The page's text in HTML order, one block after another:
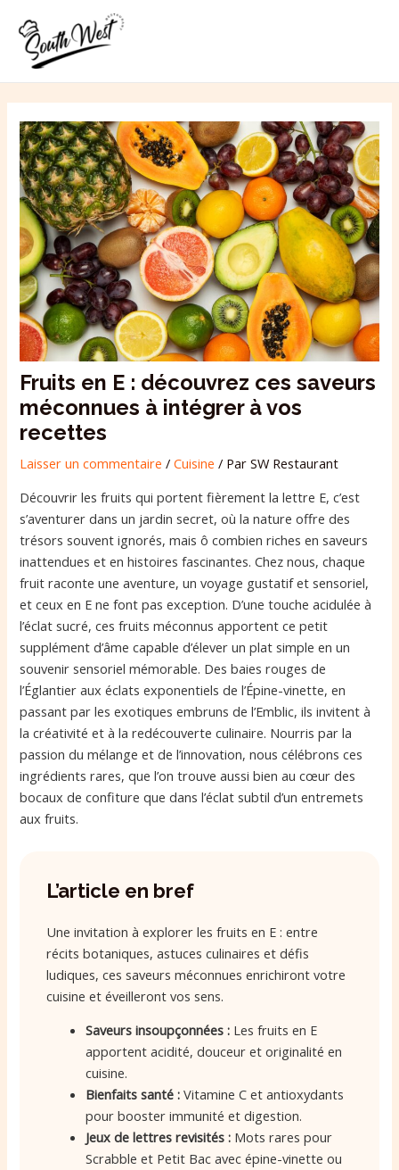
contenu
Fruits en E : découvrez ces saveurs
méconnues à intégrer à vos
recettes
Laisser un commentaire /Cuisine / ParSW Restaurant
Découvrir les fruits qui portent fièrement la lettre E, c’est
s’aventurer dans un jardin secret, où la nature offre des
trésors souvent ignorés, mais ô combien riches en saveurs
inattendues et en histoires fascinantes. Chez nous, chaque
fruit raconte une aventure, un voyage gustatif et sensoriel,
et ceux en E ne font pas exception. D’une touche acidulée à
l’éclat sucré, ces fruits méconnus apportent ce petit
supplément d’âme capable d’élever un plat simple en un
souvenir sensoriel mémorable. Des baies rouges de
l’Églantier aux éclats exponentiels de l’Épine-vinette, en
passant par les exotiques embruns de l’Emblic, ils invitent à
la créativité et à la redécouverte culinaire. Nourris par la
passion du mélange et de l’innovation, nous célébrons ces
ingrédients rares, que l’on trouve aussi bien au cœur des
bocaux de confiture que dans l’éclat subtil d’un entremets
aux fruits.
L’article en bref
Une invitation à explorer les fruits en E : entre
récits botaniques, astuces culinaires et défis
ludiques, ces saveurs méconnues enrichiront votre
cuisine et éveilleront vos sens.
Saveurs insoupçonnées : Les fruits en E
apportent acidité, douceur et originalité en
cuisine.
Bienfaits santé : Vitamine C et antioxydants
pour booster immunité et digestion.
Jeux de lettres revisités : Mots rares pour
Scrabble et Petit Bac avec épine-vinette ou